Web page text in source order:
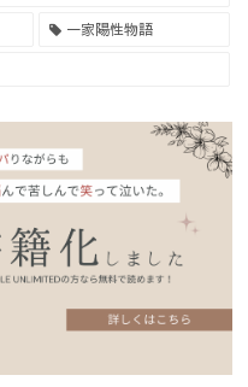
一家陽性物語